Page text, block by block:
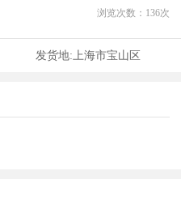
浏览次数： 136次
发货地: 上海市宝山区